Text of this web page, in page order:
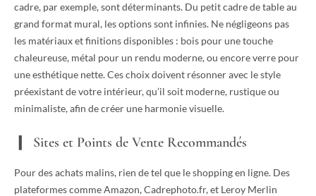
cadre, par exemple, sont déterminants. Du petit cadre de table au
grand format mural, les options sont infinies. Ne négligeons pas
les matériaux et finitions disponibles : bois pour une touche
chaleureuse, métal pour un rendu moderne, ou encore verre pour
une esthétique nette. Ces choix doivent résonner avec le style
préexistant de votre intérieur, qu’il soit moderne, rustique ou
minimaliste, afin de créer une harmonie visuelle.
Sites et Points de Vente Recommandés
Pour des achats malins, rien de tel que le shopping en ligne. Des
plateformes comme Amazon, Cadrephoto.fr, et Leroy Merlin